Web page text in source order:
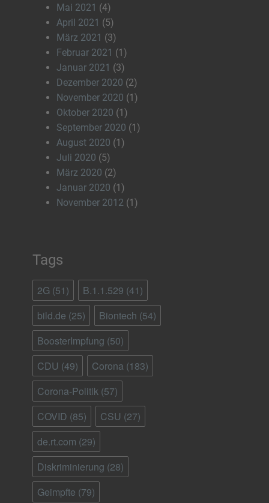
Mai 2021 (4)
April 2021 (5)
März 2021 (3)
Februar 2021 (1)
Januar 2021 (3)
Dezember 2020 (2)
November 2020 (1)
Oktober 2020 (1)
September 2020 (1)
August 2020 (1)
Juli 2020 (5)
März 2020 (2)
Januar 2020 (1)
November 2012 (1)
Tags
2G (51) B.1.1.529 (41)
bild.de (25) Biontech (54)
BoosterImpfung (50)
CDU (49) Corona (183)
Corona-Politik (57)
COVID (85) CSU (27)
de.rt.com (29)
Diskriminierung (28)
Geimpfte (79)